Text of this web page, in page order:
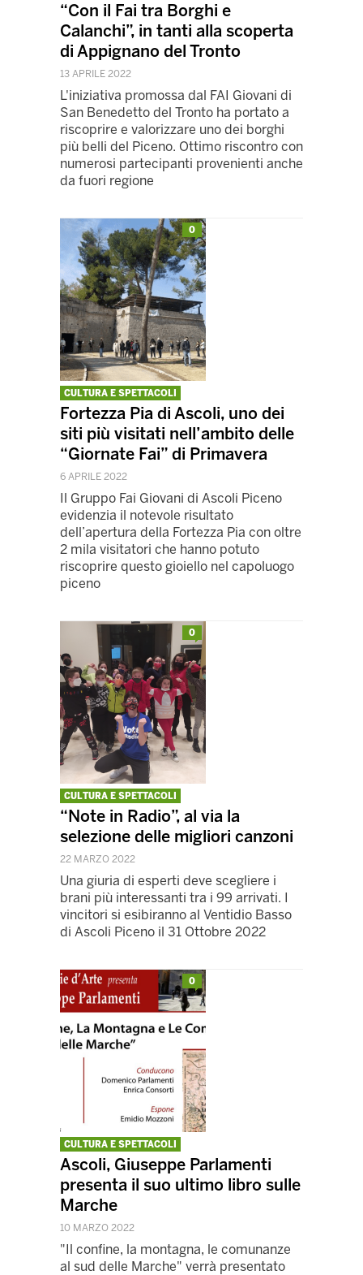
“Con il Fai tra Borghi e
Calanchi”, in tanti alla scoperta
di Appignano del Tronto
13 APRILE 2022
L'iniziativa promossa dal FAI Giovani di
San Benedetto del Tronto ha portato a
riscoprire e valorizzare uno dei borghi
più belli del Piceno. Ottimo riscontro con
numerosi partecipanti provenienti anche
da fuori regione
0
CULTURA E SPETTACOLI
Fortezza Pia di Ascoli, uno dei
siti più visitati nell’ambito delle
“Giornate Fai” di Primavera
6 APRILE 2022
Il Gruppo Fai Giovani di Ascoli Piceno
evidenzia il notevole risultato
dell’apertura della Fortezza Pia con oltre
2 mila visitatori che hanno potuto
riscoprire questo gioiello nel capoluogo
piceno
0
CULTURA E SPETTACOLI
“Note in Radio”, al via la
selezione delle migliori canzoni
22 MARZO 2022
Una giuria di esperti deve scegliere i
brani più interessanti tra i 99 arrivati. I
vincitori si esibiranno al Ventidio Basso
di Ascoli Piceno il 31 Ottobre 2022
0
CULTURA E SPETTACOLI
Ascoli, Giuseppe Parlamenti
presenta il suo ultimo libro sulle
Marche
10 MARZO 2022
"Il confine, la montagna, le comunanze
al sud delle Marche" verrà presentato